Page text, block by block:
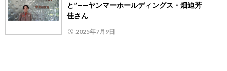
と”――ヤンマーホールディングス・畑迫芳
佳さん
2025年7月9日